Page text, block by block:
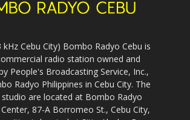
kHz Cebu City) Bombo Radyo Cebu is
radio station owned and
People's Broadcasting Service, Inc.,
Radyo Philippines in Cebu City. The
are located at Bombo Radyo
87-A Borromeo St., Cebu City,